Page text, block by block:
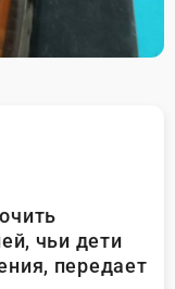
чьи дети
передает